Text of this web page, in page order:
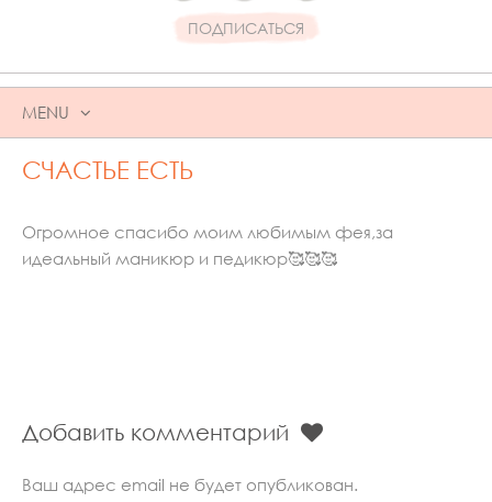
ПОДПИСАТЬСЯ
MENU
SKIP
TO
СЧАСТЬЕ ЕСТЬ
Огромное спасибо моим любимым фея,за
идеальный маникюр и педикюр🥰🥰🥰
Добавить комментарий
Ваш адрес email не будет опубликован.